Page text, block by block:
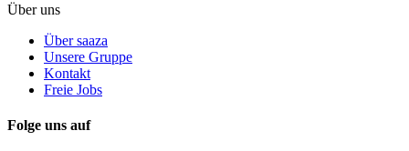
Über uns
Über saaza
Unsere Gruppe
Kontakt
Freie Jobs
Folge uns auf